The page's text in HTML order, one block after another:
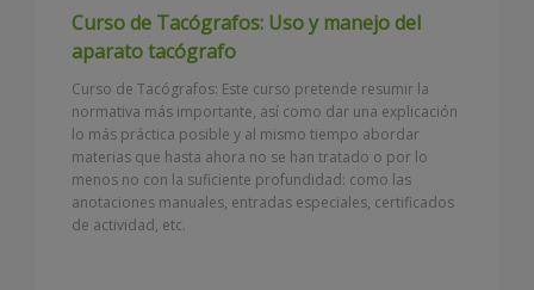
Curso de Tacógrafos: Uso y manejo del
aparato tacógrafo
Curso de Tacógrafos: Este curso pretende resumir la
normativa más importante, así como dar una explicación
lo más práctica posible y al mismo tiempo abordar
materias que hasta ahora no se han tratado o por lo
menos no con la suficiente profundidad: como las
anotaciones manuales, entradas especiales, certificados
de actividad, etc.